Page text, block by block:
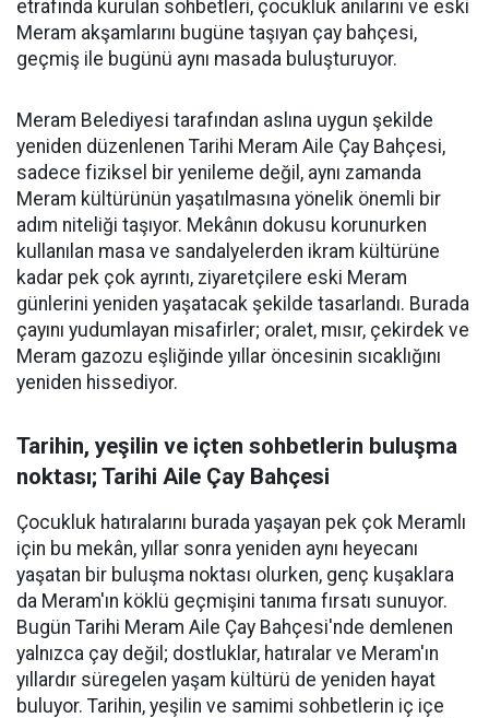
etrafında kurulan sohbetleri, çocukluk anılarını ve eski
Meram akşamlarını bugüne taşıyan çay bahçesi,
geçmiş ile bugünü aynı masada buluşturuyor.
Meram Belediyesi tarafından aslına uygun şekilde
yeniden düzenlenen Tarihi Meram Aile Çay Bahçesi,
sadece fiziksel bir yenileme değil, aynı zamanda
Meram kültürünün yaşatılmasına yönelik önemli bir
adım niteliği taşıyor. Mekânın dokusu korunurken
kullanılan masa ve sandalyelerden ikram kültürüne
kadar pek çok ayrıntı, ziyaretçilere eski Meram
günlerini yeniden yaşatacak şekilde tasarlandı. Burada
çayını yudumlayan misafirler; oralet, mısır, çekirdek ve
Meram gazozu eşliğinde yıllar öncesinin sıcaklığını
yeniden hissediyor.
Tarihin, yeşilin ve içten sohbetlerin buluşma
noktası; Tarihi Aile Çay Bahçesi
Çocukluk hatıralarını burada yaşayan pek çok Meramlı
için bu mekân, yıllar sonra yeniden aynı heyecanı
yaşatan bir buluşma noktası olurken, genç kuşaklara
da Meram'ın köklü geçmişini tanıma fırsatı sunuyor.
Bugün Tarihi Meram Aile Çay Bahçesi'nde demlenen
yalnızca çay değil; dostluklar, hatıralar ve Meram'ın
yıllardır süregelen yaşam kültürü de yeniden hayat
buluyor. Tarihin, yeşilin ve samimi sohbetlerin iç içe